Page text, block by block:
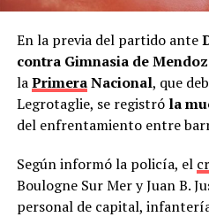
En la previa del partido ante
contra Gimnasia de
laPrimeraNacional, que
Legrotaglie, se registró la
del enfrentamiento entre
Según informó la policía, el
Boulogne Sur Mer y Juan B.
personal de capital,